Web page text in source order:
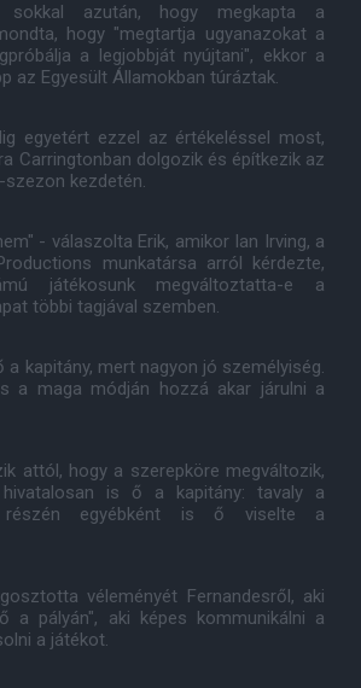
sokkal azután, hogy megkapta a
hogy "megtartja ugyanazokat a
a legjobbját nyújtani", ekkor a
az Egyesült Államokban túráztak.
egyetért ezzel az értékeléssel most,
Carringtonban dolgozik és építkezik az
szezon kezdetén.
- válaszolta Erik, amikor Ian Irving, a
munkatársa arról kérdezte,
játékosunk megváltoztatta-e a
többi tagjával szemben.
a kapitány, mert nagyon jó személyiség.
a maga módján hozzá akar járulni a
attól, hogy a szerepköre megváltozik,
is ő a kapitány: tavaly a
részén egyébként is ő viselte a
véleményét Fernandesről, aki
a pályán", aki képes kommunikálni a
a játékot.